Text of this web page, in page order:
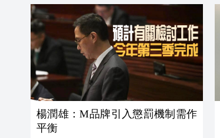
楊潤雄：M品牌引入懲罰機制需作
平衡